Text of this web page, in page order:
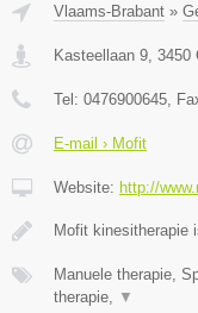
Vlaams-Brabant »
Kasteellaan 9 3450
Tel: 0476900645 ,
E-mail › Mofit
Website: http://
Mofit kinesitherapie
Manuele therapie,
therapie,
▼